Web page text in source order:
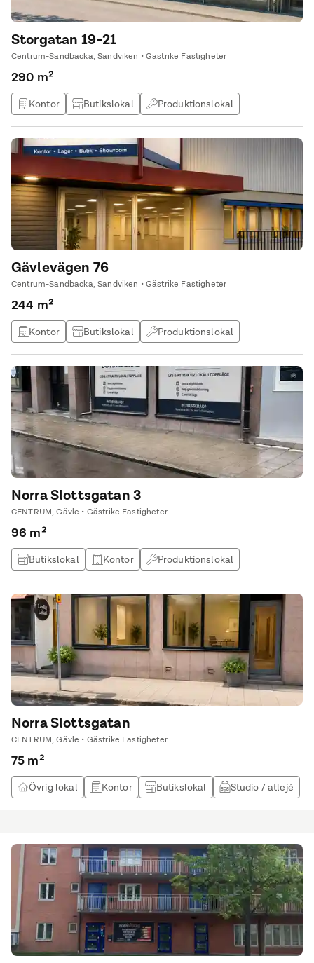
Storgatan 19-21
Centrum-Sandbacka, Sandviken • Gästrike Fastigheter
290 m²
Kontor Butikslokal
Produktionslokal
Lagerlokal
Gävlevägen 76
Centrum-Sandbacka, Sandviken • Gästrike Fastigheter
244 m²
Kontor Butikslokal
Produktionslokal
Lagerlokal
Norra Slottsgatan 3
CENTRUM, Gävle • Gästrike Fastigheter
96 m²
Butikslokal Kontor
Produktionslokal
Lagerlokal
Norra Slottsgatan
CENTRUM, Gävle • Gästrike Fastigheter
75 m²
Övrig lokal Kontor Butikslokal Studio / atlejé